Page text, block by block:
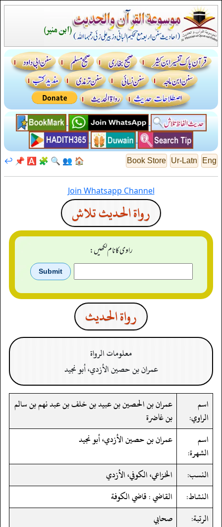
Eng
Ur-Latn
Book Store
🏠
👥
🔍
🧩
🅰️
📌
↩️
Join Whatsapp Channel
رواة الحديث تلاش
راوی کا نام لکھیں:
رواة الحدیث
معلومات الرواة
عمران بن حصين الأزدي، أبو نجيد
اسم
الراوي:
عمران بن الحصين بن عبيد بن خلف بن عبد نهم بن سالم
بن غاضرة
اسم
الشهرة:
عمران بن حصين الأزدي، أبو نجيد
النسب:
الخزاعي، الكوفي، الأزدي
النشاط:
القاضي : قاضي الكوفة
الرتبة:
صحابي